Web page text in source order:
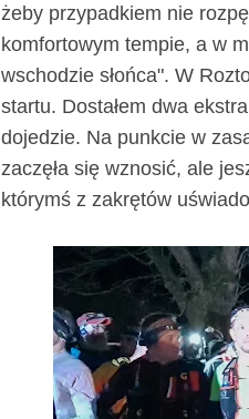
żeby przypadkiem nie
komfortowym tempie, a w
wschodzie słońca". W
startu. Dostałem dwa
dojedzie. Na punkcie w
zaczęła się wznosić, ale
którymś z zakrętów